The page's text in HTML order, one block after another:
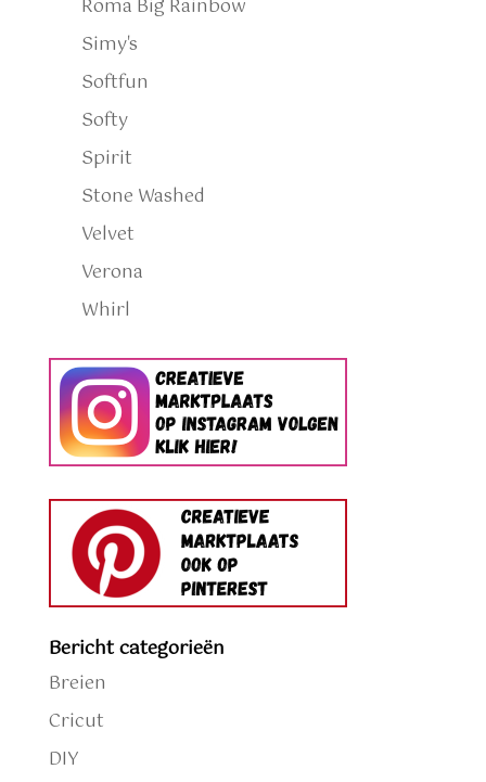
Roma Big Rainbow
Simy's
Softfun
Softy
Spirit
Stone Washed
Velvet
Verona
Whirl
Bericht categorieën
Breien
Cricut
DIY